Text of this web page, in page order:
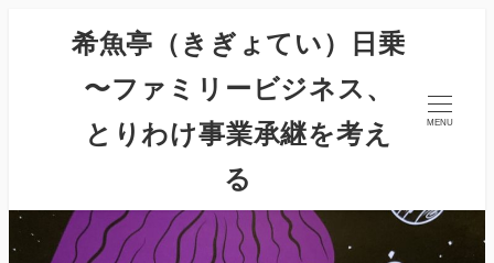
希魚亭（きぎょてい）日乗
〜ファミリービジネス、
とりわけ事業承継を考え
る
MENU